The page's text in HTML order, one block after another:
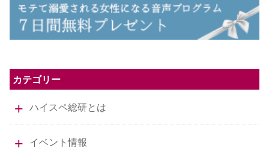
カテゴリー
ハイスペ総研とは
イベント情報